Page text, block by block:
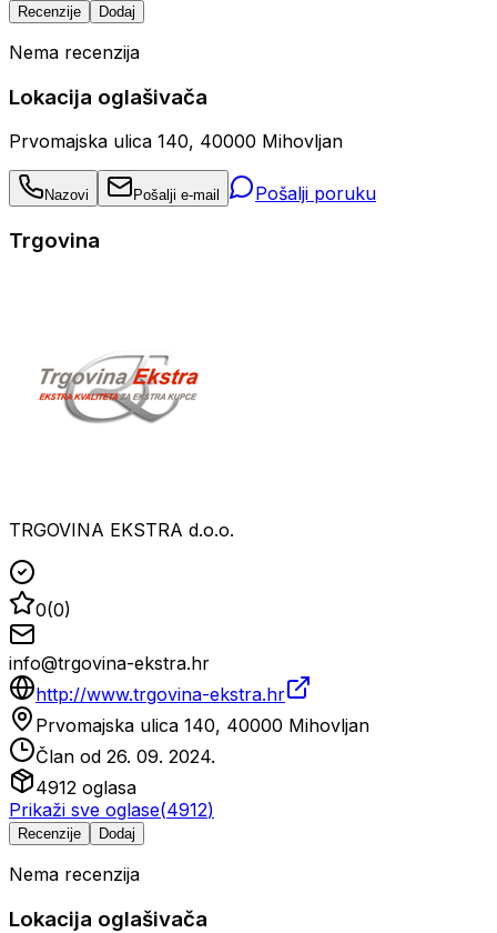
Recenzije Dodaj
Nema recenzija
Lokacija oglašivača
Prvomajska ulica 140, 40000 Mihovljan
Nazovi Pošalji e-mail Pošalji poruku
Trgovina
TRGOVINA EKSTRA d.o.o.
0(0)
info@trgovina-ekstra.hr
http://www.trgovina-ekstra.hr
Prvomajska ulica 140, 40000 Mihovljan
Član od 26. 09. 2024.
4912 oglasa
Prikaži sve oglase(4912)
Recenzije Dodaj
Nema recenzija
Lokacija oglašivača